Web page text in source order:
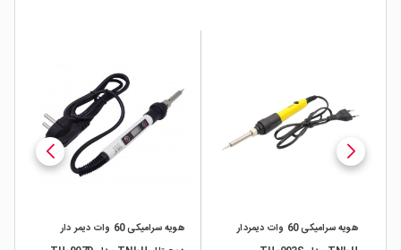
هویه سرامیکی 60 وات دیمردار
هویه سرامیکی 60 وات دیمر دار